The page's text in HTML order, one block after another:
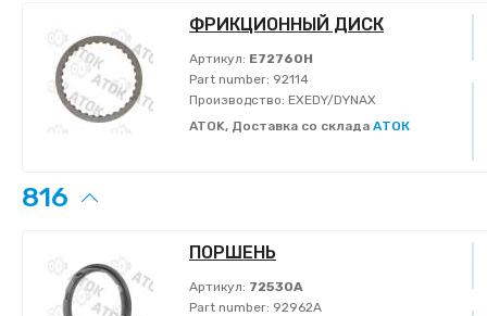
ФРИКЦИОННЫЙ ДИСК
Артикул: E72760H
Part number: 92114
Производство: EXEDY/DYNAX
ATOK, Доставка со склада АТОК
816
ПОРШЕНЬ
Артикул: 72530A
Part number: 92962A